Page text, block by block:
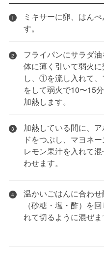
1
ミキサーに卵、はん
す。
2
フライパンにサラダ油
体に薄く引いて弱火に
し、①を流し入れて、
をして弱火で10〜15
加熱します。
3
加熱している間に、ア
ドをつぶし、マヨネー
レモン果汁を入れて混
わせます。
4
温かいごはんに合わせ
（砂糖・塩・酢）を
れて切るように混ぜま